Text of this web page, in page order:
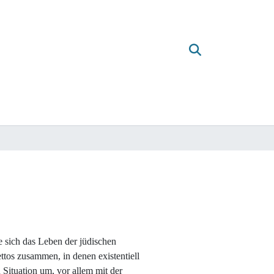
das Leben der jüdischen
zusammen, in denen existentiell
um, vor allem mit der